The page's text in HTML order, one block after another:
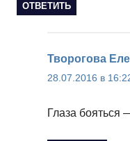
ОТВЕТИТЬ
Творогова
28.07.2016 в
Глаза бояться